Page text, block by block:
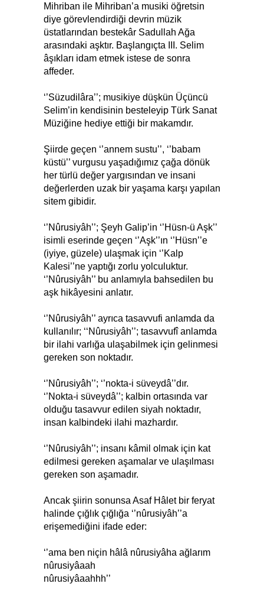
Mihriban ile Mihriban’a musiki öğretsin
diye görevlendirdiği devrin müzik
üstatlarından bestekâr Sadullah Ağa
arasındaki aşktır. Başlangıçta III. Selim
âşıkları idam etmek istese de sonra
affeder.
‘’Süzudilâra’’; musikiye düşkün Üçüncü
Selim’in kendisinin besteleyip Türk Sanat
Müziğine hediye ettiği bir makamdır.
Şiirde geçen ‘’annem sustu’’, ‘’babam
küstü’’ vurgusu yaşadığımız çağa dönük
her türlü değer yargısından ve insani
değerlerden uzak bir yaşama karşı yapılan
sitem gibidir.
‘’Nûrusiyâh’’; Şeyh Galip’in ‘’Hüsn-ü Aşk’’
isimli eserinde geçen ‘’Aşk’’ın ‘’Hüsn’’e
(iyiye, güzele) ulaşmak için ‘’Kalp
Kalesi’’ne yaptığı zorlu yolculuktur.
‘’Nûrusiyâh’’ bu anlamıyla bahsedilen bu
aşk hikâyesini anlatır.
‘’Nûrusiyâh’’ ayrıca tasavvufi anlamda da
kullanılır; ‘‘Nûrusiyâh’’; tasavvufî anlamda
bir ilahi varlığa ulaşabilmek için gelinmesi
gereken son noktadır.
‘’Nûrusiyâh’’; ‘’nokta-i süveydâ’’dır.
‘’Nokta-i süveydâ’’; kalbin ortasında var
olduğu tasavvur edilen siyah noktadır,
insan kalbindeki ilahi mazhardır.
‘’Nûrusiyâh’’; insanı kâmil olmak için kat
edilmesi gereken aşamalar ve ulaşılması
gereken son aşamadır.
Ancak şiirin sonunsa Asaf Hâlet bir feryat
halinde çığlık çığlığa ‘’nûrusiyâh’’a
erişemediğini ifade eder:
‘’ama ben niçin hâlâ nûrusiyâha ağlarım
nûrusiyâaah
nûrusiyâaahhh’’